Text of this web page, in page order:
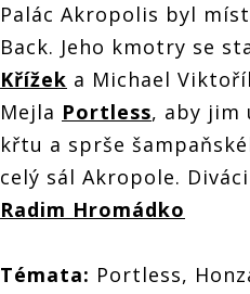
Palác Akropolis byl
Back. Jeho kmotry se
Křížek a Michael
Mejla Portless, aby jim
křtu a sprše
celý sál Akropole.
Radim Hromádko
Témata: Portless,